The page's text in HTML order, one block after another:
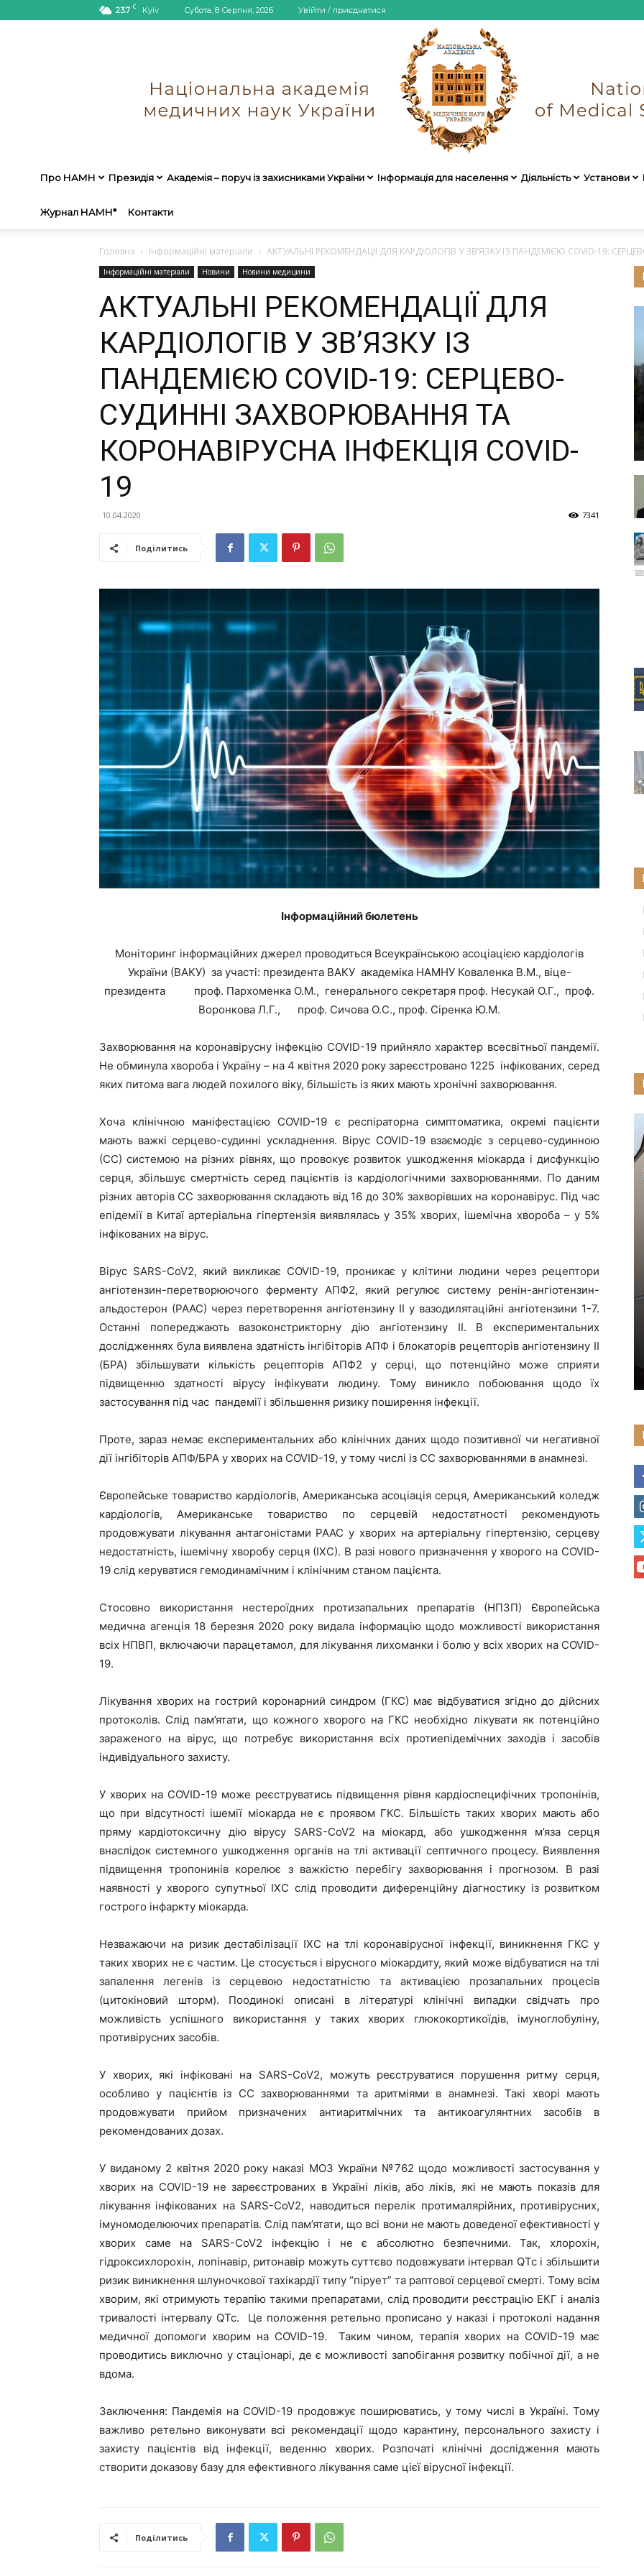
23.7 C Kyiv Субота, 8 Серпня, 2026 Увійти / приєднатися
України
Про НАМН Президія Академія – поруч із захисниками України Інформація для населення Діяльність Установи
Журнал НАМН* Контакти
Головна Інформаційні матеріали АКТУАЛЬНІ РЕКОМЕНДАЦІЇ ДЛЯ КАРДІОЛОГІВ У ЗВ’ЯЗКУ ІЗ ПАНДЕМІЄЮ COVID-19:
Інформаційні матеріали Новини Новини медицини
АКТУАЛЬНІ РЕКОМЕНДАЦІЇ ДЛЯ
КАРДІОЛОГІВ У ЗВ’ЯЗКУ ІЗ
ПАНДЕМІЄЮ COVID-19: СЕРЦЕВО-
СУДИННІ ЗАХВОРЮВАННЯ ТА
КОРОНАВІРУСНА ІНФЕКЦІЯ COVID-
19
10.04.2020 7341
Поділитись
Інформаційний бюлетень
Моніторинг інформаційних джерел проводиться Всеукраїнською асоціацією кардіологів
України (ВАКУ) за участі: президента ВАКУ академіка НАМНУ Коваленка В.М., віце-
президента проф. Пархоменка О.М., генерального секретаря проф. Несукай О.Г., проф.
Воронкова Л.Г., проф. Сичова О.С., проф. Сіренка Ю.М.
Захворювання на коронавірусну інфекцію COVID-19 прийняло характер всесвітньої пандемії.
Не обминула хвороба і Україну – на 4 квітня 2020 року зареєстровано 1225 інфікованих, серед
яких питома вага людей похилого віку, більшість із яких мають хронічні захворювання.
Хоча клінічною маніфестацією COVID-19 є респіраторна симптоматика, окремі пацієнти
мають важкі серцево-судинні ускладнення. Вірус COVID-19 взаємодіє з серцево-судинною
(СС) системою на різних рівнях, що провокує розвиток ушкодження міокарда і дисфункцію
серця, збільшує смертність серед пацієнтів із кардіологічними захворюваннями. По даним
різних авторів СС захворювання складають від 16 до 30% захворівших на коронавірус. Під час
епідемії в Китаї артеріальна гіпертензія виявлялась у 35% хворих, ішемічна хвороба – у 5%
інфікованих на вірус.
Вірус SARS-CoV2, який викликає COVID-19, проникає у клітини людини через рецептори
ангіотензин-перетворюючого ферменту АПФ2, який регулює систему ренін-ангіотензин-
альдостерон (РААС) через перетворення ангіотензину II у вазодилятаційні ангіотензини 1-7.
Останні попереджають вазоконстрикторну дію ангіотензину II. В експериментальних
дослідженнях була виявлена здатність інгібіторів АПФ і блокаторів рецепторів ангіотензину II
(БРА) збільшувати кількість рецепторів АПФ2 у серці, що потенційно може сприяти
підвищенню здатності вірусу інфікувати людину. Тому виникло побоювання щодо їх
застосування під час пандемії і збільшення ризику поширення інфекції.
Проте, зараз немає експериментальних або клінічних даних щодо позитивної чи негативної
дії інгібіторів АПФ/БРА у хворих на COVID-19, у тому числі із СС захворюваннями в анамнезі.
Європейське товариство кардіологів, Американська асоціація серця, Американський коледж
кардіологів, Американське товариство по серцевій недостатності рекомендують
продовжувати лікування антагоністами РААС у хворих на артеріальну гіпертензію, серцеву
недостатність, ішемічну хворобу серця (ІХС). В разі нового призначення у хворого на COVID-
19 слід керуватися гемодинамічним і клінічним станом пацієнта.
Стосовно використання нестероїдних протизапальних препаратів (НПЗП) Європейська
медична агенція 18 березня 2020 року видала інформацію щодо можливості використання
всіх НПВП, включаючи парацетамол, для лікування лихоманки і болю у всіх хворих на COVID-
19.
Лікування хворих на гострий коронарний синдром (ГКС) має відбуватися згідно до дійсних
протоколів. Слід пам’ятати, що кожного хворого на ГКС необхідно лікувати як потенційно
зараженого на вірус, що потребує використання всіх протиепідемічних заходів і засобів
індивідуального захисту.
У хворих на COVID-19 може реєструватись підвищення рівня кардіоспецифічних тропонінів,
що при відсутності ішемії міокарда не є проявом ГКС. Більшість таких хворих мають або
пряму кардіотоксичну дію вірусу SARS-CoV2 на міокард, або ушкодження м’яза серця
внаслідок системного ушкодження органів на тлі активації септичного процесу. Виявлення
підвищення тропонинів корелює з важкістю перебігу захворювання і прогнозом. В разі
наявності у хворого супутньої ІХС слід проводити диференційну діагностику із розвитком
гострого інфаркту міокарда.
Незважаючи на ризик дестабілізації ІХС на тлі коронавірусної інфекції, виникнення ГКС у
таких хворих не є частим. Це стосується і вірусного міокардиту, який може відбуватися на тлі
запалення легенів із серцевою недостатністю та активацією прозапальних процесів
(цитокіновий шторм). Поодинокі описані в літературі клінічні випадки свідчать про
можливість успішного використання у таких хворих глюкокортикоїдів, імуноглобуліну,
противірусних засобів.
У хворих, які інфіковані на SARS-CoV2, можуть реєструватися порушення ритму серця,
особливо у пацієнтів із СС захворюваннями та аритміями в анамнезі. Такі хворі мають
продовжувати прийом призначених антиаритмічних та антикоагулянтних засобів в
рекомендованих дозах.
У виданому 2 квітня 2020 року наказі МОЗ України №762 щодо можливості застосування у
хворих на COVID-19 не зареєстрованих в Україні ліків, або ліків, які не мають показів для
лікування інфікованих на SARS-CoV2, наводиться перелік протималярійних, противірусних,
імуномоделюючих препаратів. Слід пам’ятати, що всі вони не мають доведеної ефективності у
хворих саме на SARS-CoV2 інфекцію і не є абсолютно безпечними. Так, хлорохін,
гідроксихлорохін, лопінавір, ритонавір можуть суттєво подовжувати інтервал QTc і збільшити
ризик виникнення шлуночкової тахікардії типу “пірует” та раптової серцевої смерті. Тому всім
хворим, які отримують терапію такими препаратами, слід проводити реєстрацію ЕКГ і аналіз
тривалості інтервалу QTc. Це положення ретельно прописано у наказі і протоколі надання
медичної допомоги хворим на COVID-19. Таким чином, терапія хворих на COVID-19 має
проводитись виключно у стаціонарі, де є можливості запобігання розвитку побічної дії, а не
вдома.
Заключення: Пандемія на COVID-19 продовжує поширюватись, у тому числі в Україні. Тому
важливо ретельно виконувати всі рекомендації щодо карантину, персонального захисту і
захисту пацієнтів від інфекції, веденню хворих. Розпочаті клінічні дослідження мають
створити доказову базу для ефективного лікування саме цієї вірусної інфекції.
Поділитись